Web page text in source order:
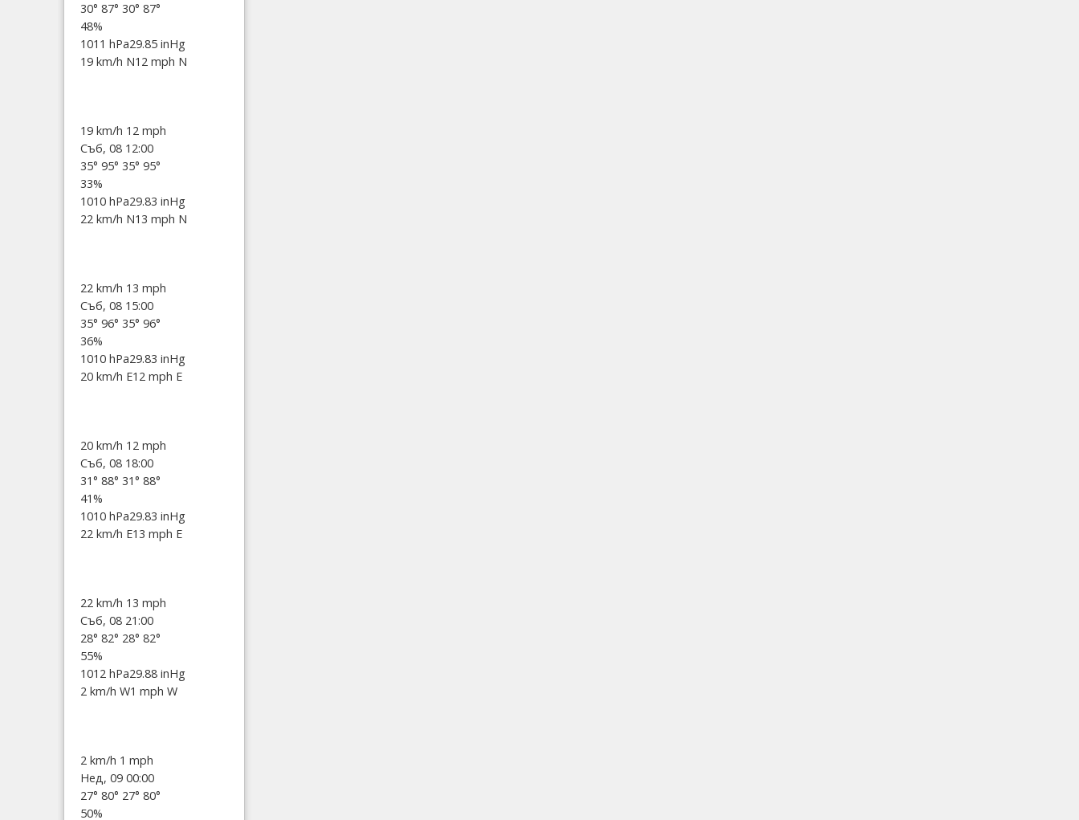
30° 87° 30° 87°
48%
1011 hPa29.85 inHg
19 km/h N12 mph N
19 km/h 12 mph
Съб, 08 12:00
35° 95° 35° 95°
33%
1010 hPa29.83 inHg
22 km/h N13 mph N
22 km/h 13 mph
Съб, 08 15:00
35° 96° 35° 96°
36%
1010 hPa29.83 inHg
20 km/h E12 mph E
20 km/h 12 mph
Съб, 08 18:00
31° 88° 31° 88°
41%
1010 hPa29.83 inHg
22 km/h E13 mph E
22 km/h 13 mph
Съб, 08 21:00
28° 82° 28° 82°
55%
1012 hPa29.88 inHg
2 km/h W1 mph W
2 km/h 1 mph
Нед, 09 00:00
27° 80° 27° 80°
50%